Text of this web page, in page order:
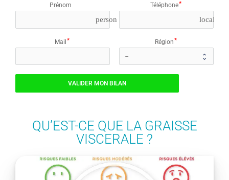
Prénom
person
Téléphone
Mail Région
VALIDER MON BILAN
QU’EST-CE QUE LA GRAISSE
VISCERALE ?